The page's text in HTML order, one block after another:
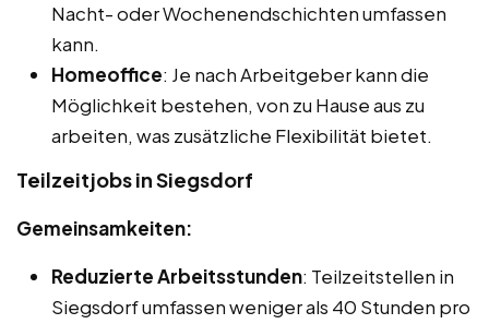
Nacht- oder Wochenendschichten umfassen
kann.
Homeoffice: Je nach Arbeitgeber kann die
Möglichkeit bestehen, von zu Hause aus zu
arbeiten, was zusätzliche Flexibilität bietet.
Teilzeitjobs in Siegsdorf
Gemeinsamkeiten:
Reduzierte Arbeitsstunden: Teilzeitstellen in
Siegsdorf umfassen weniger als 40 Stunden pro